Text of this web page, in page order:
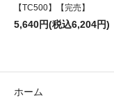
【TC500】【完売】
5,640円(税込6,204円)
ホーム